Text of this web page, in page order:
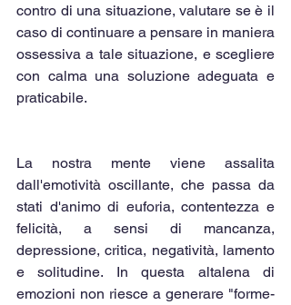
contro di una situazione, valutare se è il
caso di continuare a pensare in maniera
ossessiva a tale situazione, e scegliere
con calma una soluzione adeguata e
praticabile.
La nostra mente viene assalita
dall'emotività oscillante, che passa da
stati d'animo di euforia, contentezza e
felicità, a sensi di mancanza,
depressione, critica, negatività, lamento
e solitudine. In questa altalena di
emozioni non riesce a generare "forme-